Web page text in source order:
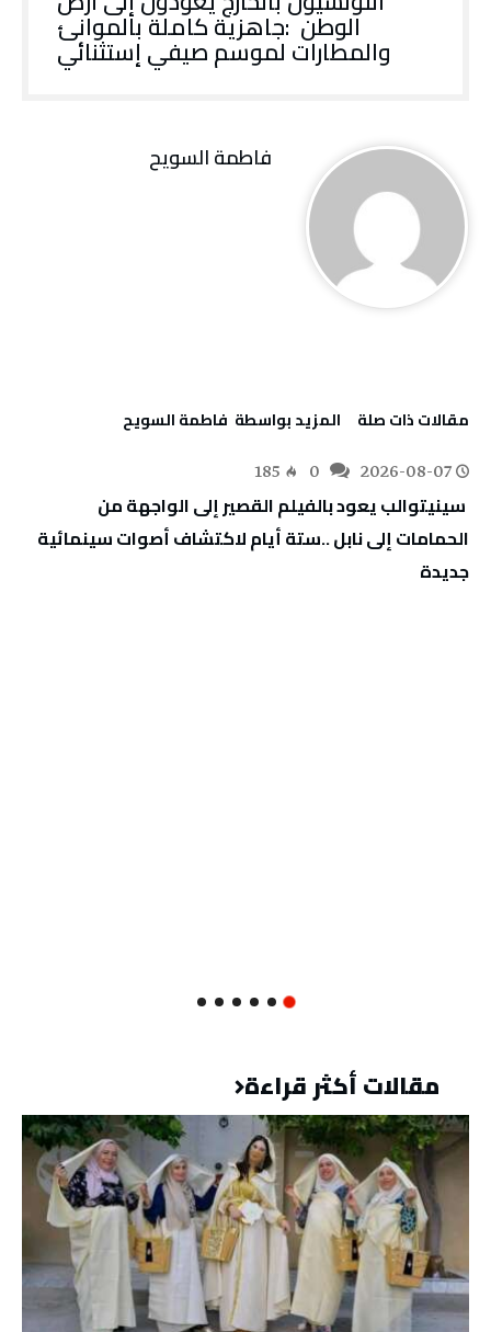
‬والمطارات‭ ‬لموسم‭ ‬صيفي‭ ‬إستثنائي
فاطمة ‬السويح
‫مقالات ذات صلة‬ ‫‫المزيد بواسطة‬ ‬ فاطمة ‬السويح
2026-08-07
185
‬جديدة
مقالات أكثر قراءة